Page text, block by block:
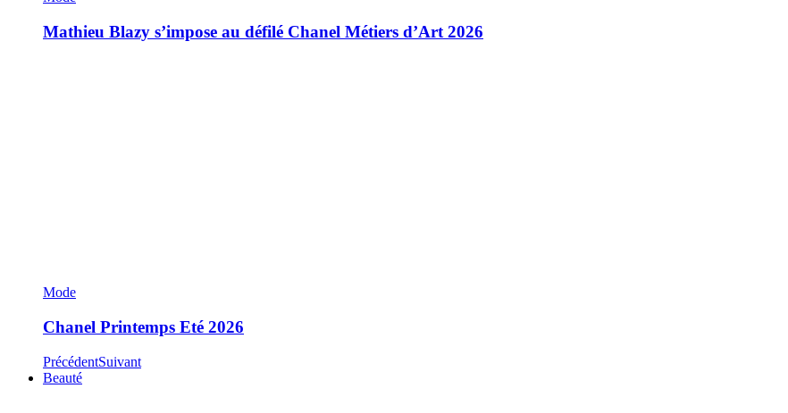
Mathieu Blazy s’impose au défilé Chanel Métiers d’Art 2026
Mode
Chanel Printemps Eté 2026
PrécédentSuivant
Beauté